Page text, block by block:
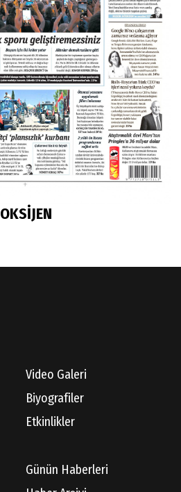
OKSİJEN
Video Galeri
Biyografiler
Etkinlikler
Günün Haberleri